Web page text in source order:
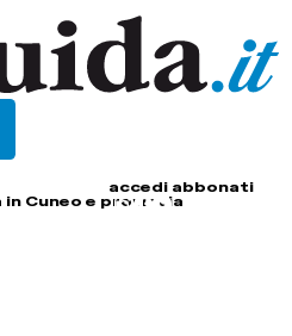
accedi abbonati
Cuneo e provincia